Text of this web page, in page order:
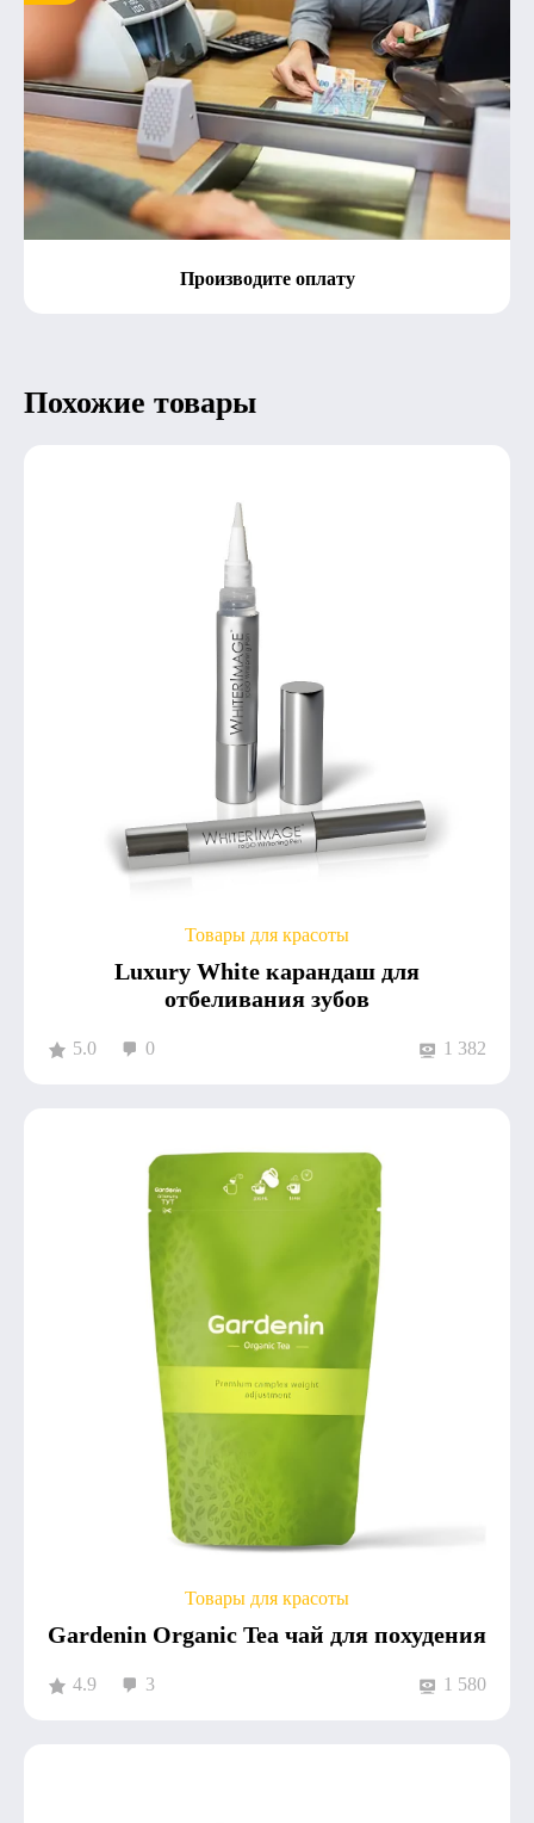
Производите оплату
Похожие товары
Товары для красоты
Luxury White карандаш для
отбеливания зубов
5.0 0 1 382
Товары для красоты
Gardenin Organic Tea чай для похудения
4.9 3 1 580